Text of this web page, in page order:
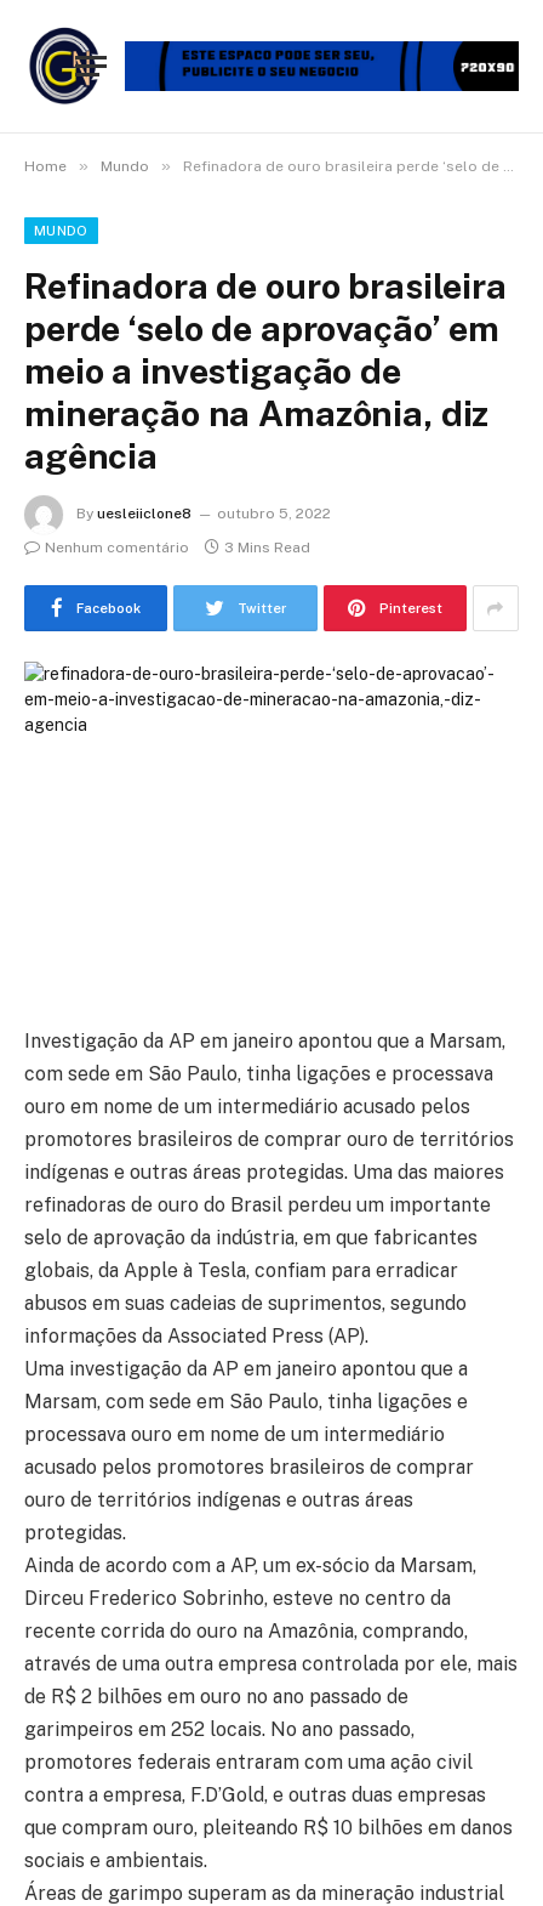
Home » Mundo » Refinadora de ouro brasileira perde ‘selo de aprovação’ em meio a investigação de mineração na Amazônia, diz agência
MUNDO
Refinadora de ouro brasileira
perde ‘selo de aprovação’ em
meio a investigação de
mineração na Amazônia, diz
agência
By uesleiiclone8
outubro 5, 2022
Nenhum comentário
3 Mins Read
Facebook Twitter Pinterest
Investigação da AP em janeiro apontou que a Marsam,
com sede em São Paulo, tinha ligações e processava
ouro em nome de um intermediário acusado pelos
promotores brasileiros de comprar ouro de territórios
indígenas e outras áreas protegidas. Uma das maiores
refinadoras de ouro do Brasil perdeu um importante
selo de aprovação da indústria, em que fabricantes
globais, da Apple à Tesla, confiam para erradicar
abusos em suas cadeias de suprimentos, segundo
informações da Associated Press (AP).
Uma investigação da AP em janeiro apontou que a
Marsam, com sede em São Paulo, tinha ligações e
processava ouro em nome de um intermediário
acusado pelos promotores brasileiros de comprar
ouro de territórios indígenas e outras áreas
protegidas.
Ainda de acordo com a AP, um ex-sócio da Marsam,
Dirceu Frederico Sobrinho, esteve no centro da
recente corrida do ouro na Amazônia, comprando,
através de uma outra empresa controlada por ele, mais
de R$ 2 bilhões em ouro no ano passado de
garimpeiros em 252 locais. No ano passado,
promotores federais entraram com uma ação civil
contra a empresa, F.D’Gold, e outras duas empresas
que compram ouro, pleiteando R$ 10 bilhões em danos
sociais e ambientais.
Áreas de garimpo superam as da mineração industrial